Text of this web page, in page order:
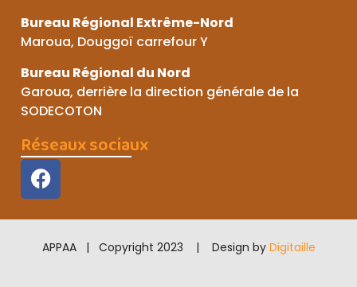
Bureau Régional Extrême-Nord
Maroua, Douggoï carrefour Y
Bureau Régional du Nord
Garoua, derrière la direction générale de la
SODECOTON
Réseaux sociaux
APPAA | Copyright 2023 | Design by Digitaille